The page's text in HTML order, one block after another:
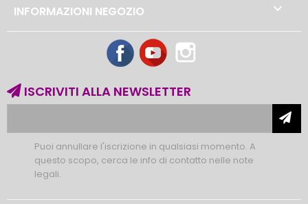
INFORMAZIONI NEGOZIO 
FacebookYouTube
ISCRIVITI ALLA NEWSLETTER
Puoi annullare l'iscrizione in qualsiasi momento. A
questo scopo, cerca le info di contatto nelle note
legali.